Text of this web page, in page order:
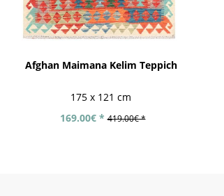
Afghan Maimana Kelim Teppich
175 x 121 cm
169.00€ * 419.00€ *